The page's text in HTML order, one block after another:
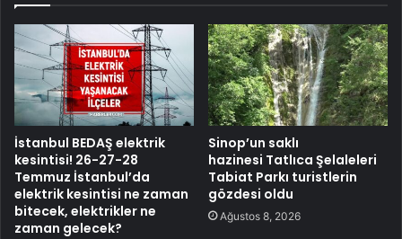
İstanbul BEDAŞ elektrik
kesintisi! 26-27-28
Temmuz İstanbul’da
elektrik kesintisi ne zaman
bitecek, elektrikler ne
zaman gelecek?
Sinop’un saklı
hazinesi Tatlıca Şelaleleri
Tabiat Parkı turistlerin
gözdesi oldu
Ağustos 8, 2026